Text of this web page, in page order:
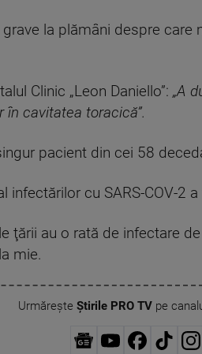
la plămâni despre
Clinic „Leon Daniello”: „A
cavitatea toracică”.
pacient din cei 58
infectărilor cu SARS-COV-2
ţării au o rată de infectare
mie.
Urmărește Știrile PRO TVpe